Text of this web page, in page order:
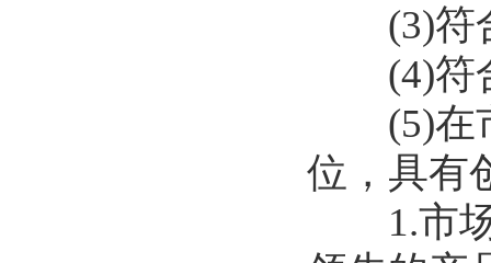
(3)符合
(4)符合
(5)在市
位，具有
1.市场